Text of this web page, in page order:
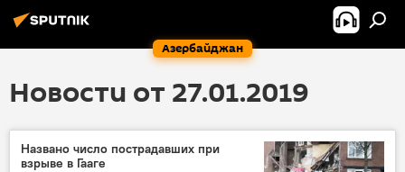
Азербайджан
Новости от 27.01.2019
Названо число пострадавших при
взрыве в Гааге